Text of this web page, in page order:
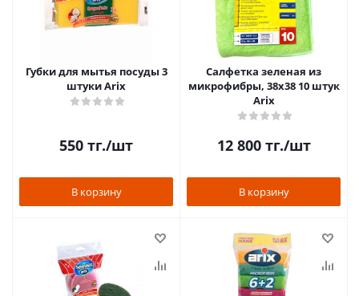
Губки для мытья посуды 3
штуки Arix
550 тг./шт
В корзину
Салфетка зеленая из
микрофибры, 38х38 10 штук
Arix
12 800тг./шт
В корзину